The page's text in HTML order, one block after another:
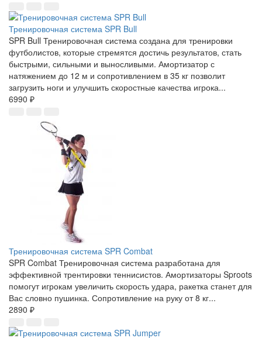
Тренировочная система SPR Bull
SPR Bull Тренировочная система создана для тренировки
футболистов, которые стремятся достичь результатов, стать
быстрыми, сильными и выносливыми. Амортизатор с
натяжением до 12 м и сопротивлением в 35 кг позволит
загрузить ноги и улучшить скоростные качества игрока...
6990 ₽
Тренировочная система SPR Combat
SPR Combat Тренировочная система разработана для
эффективной трентировки теннисистов. Амортизаторы Sproots
помогут игрокам увеличить скорость удара, ракетка станет для
Вас словно пушинка. Сопротивление на руку от 8 кг...
2890 ₽